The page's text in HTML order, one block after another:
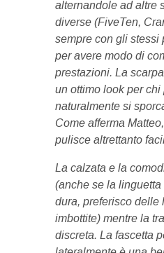
alternandole ad altre
diverse (FiveTen,
sempre con gli stessi
per avere modo di
prestazioni. La
un ottimo look per
naturalmente si
Come afferma
pulisce altrettanto
La calzata e la
(anche se la linguetta
dura, preferisco delle
imbottite) mentre la
discreta. La fascetta